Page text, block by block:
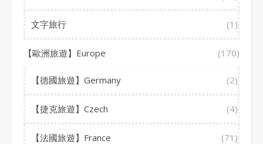
文字旅行 (1)
【歐洲旅遊】Europe (170)
【德國旅遊】Germany (2)
【捷克旅遊】Czech (4)
【法國旅遊】France (71)